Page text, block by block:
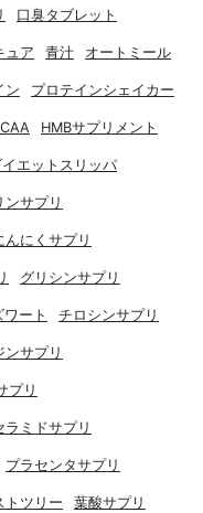
口臭タブレット
ュア 青汁 オートミール
ン プロテインシェイカー
HMBサプリメント
イエットスリッパ
ンサプリ
んにくサプリ
グリシンサプリ
ート チロシンサプリ
ンサプリ
プリ
ラミドサプリ
プラセンタサプリ
トツリー 葉酸サプリ